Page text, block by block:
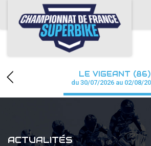
ACCUEIL
CHAMPIONNAT
CALENDRIER
PHOTOS / WEB TV
LE VIGEANT (86)
du 30/07/2026 au 02/08/
ACTUALITÉS